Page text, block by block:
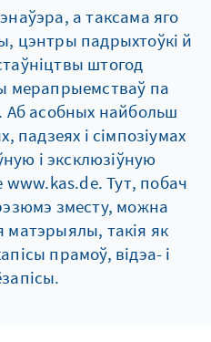
а таксама яго
цэнтры падрыхтоўкі й
штогод
мерапрыемстваў па
Аб асобных найбольш
і сімпозіумах
і эксклюзіўную
Тут, побач
зместу, можна
матэрыялы, такія як
прамоў, відэа- і